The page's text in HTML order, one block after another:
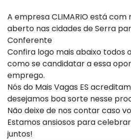
A empresa CLIMARIO está com
aberto nas cidades de Serra
Conferente
Confira logo mais abaixo todos
como se candidatar a essa
emprego.
Nós do Mais Vagas ES
desejamos boa sorte nesse
Não deixe de nos contar caso
Estamos ansiosos para
juntos!